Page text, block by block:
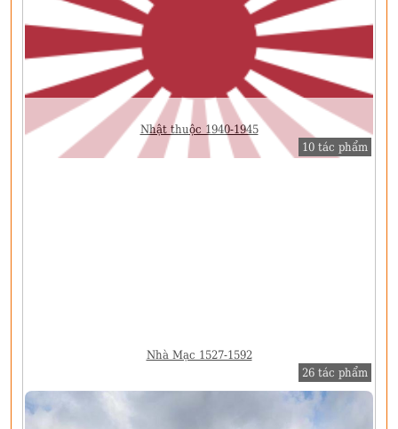
Nhật thuộc 1940-1945
10 tác phẩm
Nhà Mạc 1527-1592
26 tác phẩm